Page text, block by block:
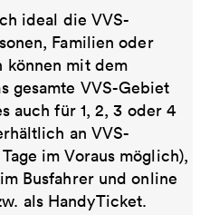
ideal die VVS-
Familien oder
können mit dem
gesamte VVS-Gebiet
auch für 1, 2, 3 oder 4
an VVS-
im Voraus möglich),
Busfahrer und online
als HandyTicket.